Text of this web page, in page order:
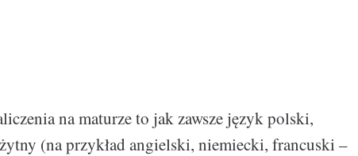
na maturze to jak zawsze język polski,
(na przykład angielski, niemiecki, francuski –